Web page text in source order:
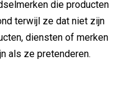
die producten
terwijl ze dat niet zijn
diensten of merken
als ze pretenderen.